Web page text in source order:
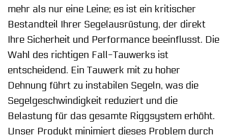
mehr als nur eine Leine; es ist ein kritischer
Bestandteil Ihrer Segelausrüstung, der direkt
Ihre Sicherheit und Performance beeinflusst. Die
Wahl des richtigen Fall-Tauwerks ist
entscheidend. Ein Tauwerk mit zu hoher
Dehnung führt zu instabilen Segeln, was die
Segelgeschwindigkeit reduziert und die
Belastung für das gesamte Riggsystem erhöht.
Unser Produkt minimiert dieses Problem durch